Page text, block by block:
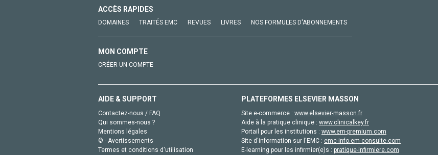
ACCÈS RAPIDES
DOMAINES TRAITÉS EMC REVUES LIVRES NOS FORMULES D'ABONNEMENTS
MON COMPTE
CRÉER UN COMPTE
AIDE & SUPPORT
Contactez-nous / FAQ
Qui sommes-nous ?
Mentions légales
© - Avertissements
Termes et conditions d'utilisation
PLATEFORMES ELSEVIER MASSON
Site e-commerce : www.elsevier-masson.fr
Aide à la pratique clinique : www.clinicalkey.fr
Portail pour les institutions : www.em-premium.com
Site d'information sur l'EMC : emc-info.em-consulte.com
E-learning pour les infirmier(e)s : pratique-infirmiere.com